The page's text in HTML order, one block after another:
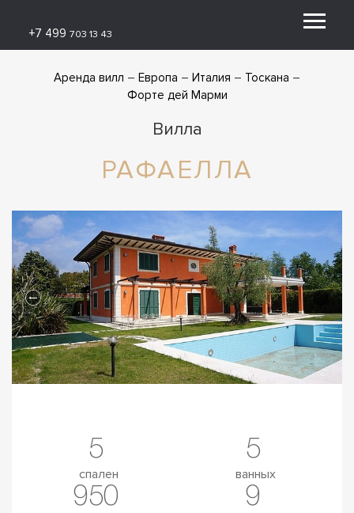
+7 499 703 13 43
Аренда вилл Европа Италия
Тоскана
Форте дей Марми
Вилла
РАФАЕЛЛА
5
спален
5
ванных
950 9